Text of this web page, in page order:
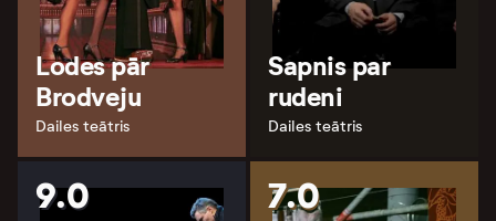
Lodes pār
Brodveju
Dailes teātris
Sapnis par
rudeni
Dailes teātris
9.0 7.0